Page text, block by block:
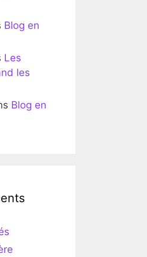
Blog en
Les
les
Blog en